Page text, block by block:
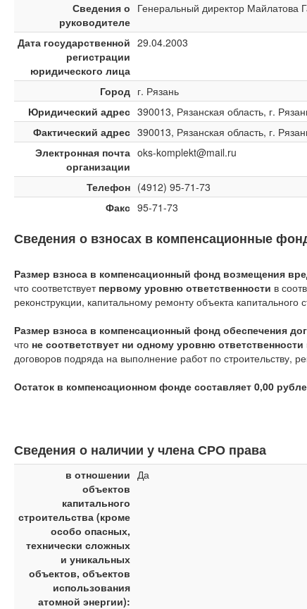
Сведения о
руководителе
Генеральный директор Майлатова
Дата государственной
регистрации
юридического лица
29.04.2003
Город г. Рязань
Юридический адрес 390013, Рязанская область, г.
Фактический адрес 390013, Рязанская область, г.
Электронная почта
организации
oks-komplekt@mail.ru
Телефон (4912) 95-71-73
Факс 95-71-73
Сведения о взносах в компенсационные
Размер взноса в компенсационный фонд возмещения
что соответствует первому уровню ответственности в
реконструкции, капитальному ремонту объекта
Размер взноса в компенсационный фонд обеспечения
что не соответствует ни одному уровню ответственности
договоров подряда на выполнение работ по строительству,
Остаток в компенсационном фонде составляет 0,00
Сведения о наличии у члена СРО права
в отношении
объектов
капитального
строительства (кроме
особо опасных,
технически сложных
и уникальных
объектов, объектов
использования
атомной энергии):
Да